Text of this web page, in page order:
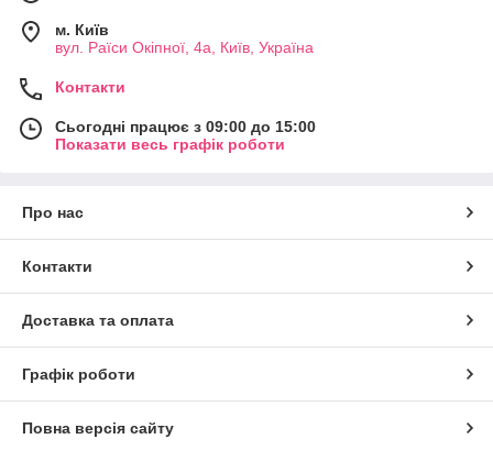
м. Київ
вул. Раїси Окіпної, 4а, Київ, Україна
Контакти
Сьогодні працює з 09:00 до 15:00
Показати весь графік роботи
Про нас
Контакти
Доставка та оплата
Графік роботи
Повна версія сайту